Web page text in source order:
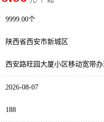
9999.00个
陕西省西安市新城区
西安路旺园大厦小区移动宽带办
2026-08-07
188